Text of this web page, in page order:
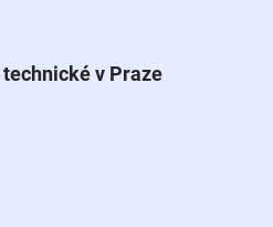
v Praze